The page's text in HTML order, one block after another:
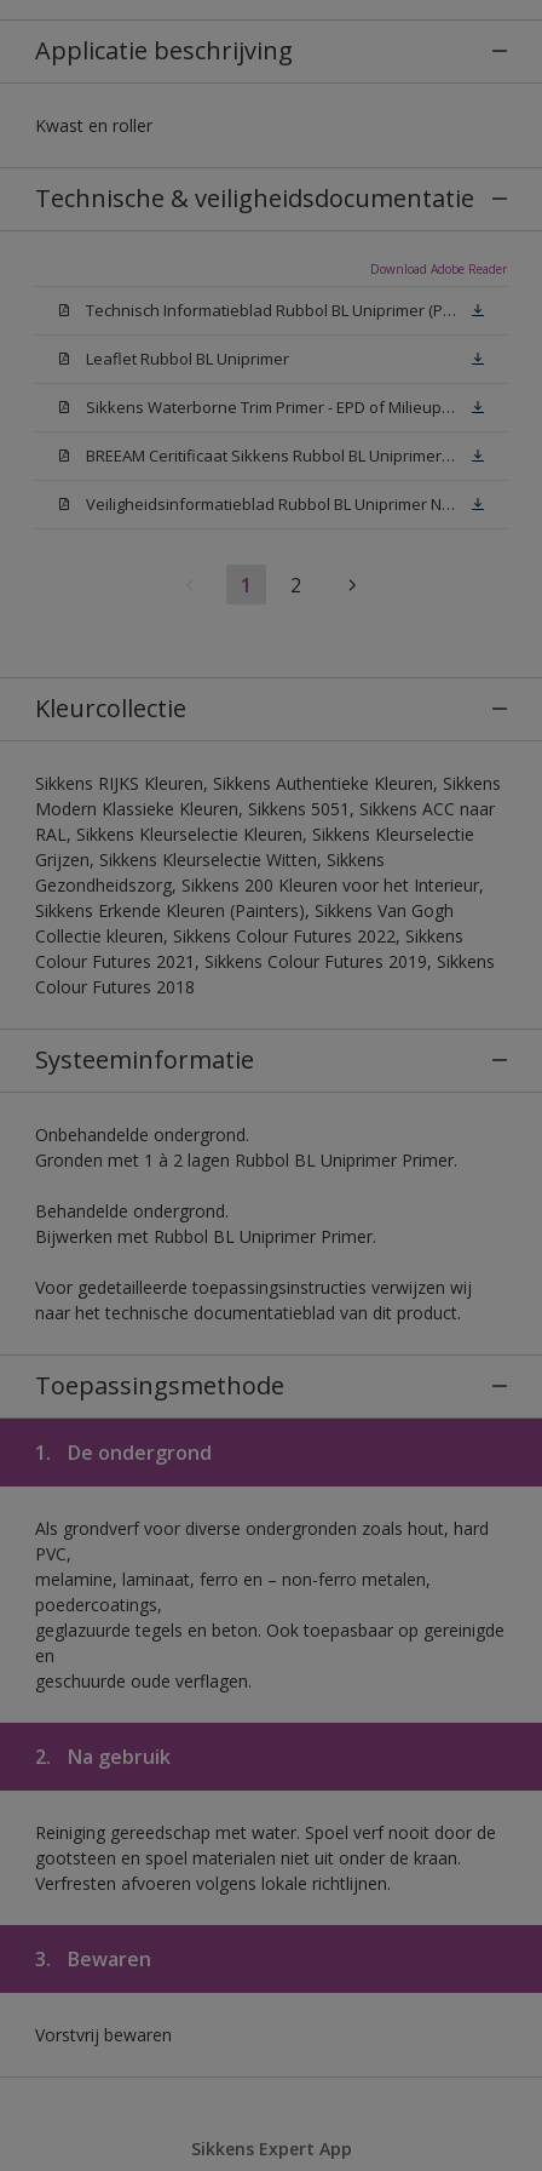
Applicatie beschrijving
Kwast en roller
Technische & veiligheidsdocumentatie
Download Adobe Reader
Technisch Informatieblad Rubbol BL Uniprimer (PDF)
Leaflet Rubbol BL Uniprimer
Sikkens Waterborne Trim Primer - EPD of Milieuproductverklaring
BREEAM Ceritificaat Sikkens Rubbol BL Uniprimer (PDF)
Veiligheidsinformatieblad Rubbol BL Uniprimer N00 (PDF)
1 2
Kleurcollectie
Sikkens RIJKS Kleuren, Sikkens Authentieke Kleuren, Sikkens
Modern Klassieke Kleuren, Sikkens 5051, Sikkens ACC naar
RAL, Sikkens Kleurselectie Kleuren, Sikkens Kleurselectie
Grijzen, Sikkens Kleurselectie Witten, Sikkens
Gezondheidszorg, Sikkens 200 Kleuren voor het Interieur,
Sikkens Erkende Kleuren (Painters), Sikkens Van Gogh
Collectie kleuren, Sikkens Colour Futures 2022, Sikkens
Colour Futures 2021, Sikkens Colour Futures 2019, Sikkens
Colour Futures 2018
Systeeminformatie
Onbehandelde ondergrond.
Gronden met 1 à 2 lagen Rubbol BL Uniprimer Primer.
Behandelde ondergrond.
Bijwerken met Rubbol BL Uniprimer Primer.
Voor gedetailleerde toepassingsinstructies verwijzen wij
naar het technische documentatieblad van dit product.
Toepassingsmethode
1. De ondergrond
Als grondverf voor diverse ondergronden zoals hout, hard
PVC,
melamine, laminaat, ferro en – non-ferro metalen,
poedercoatings,
geglazuurde tegels en beton. Ook toepasbaar op gereinigde
en
geschuurde oude verflagen.
2. Na gebruik
Reiniging gereedschap met water. Spoel verf nooit door de
gootsteen en spoel materialen niet uit onder de kraan.
Verfresten afvoeren volgens lokale richtlijnen.
3. Bewaren
Vorstvrij bewaren
Sikkens Expert App